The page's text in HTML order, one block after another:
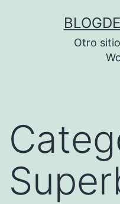
Otro